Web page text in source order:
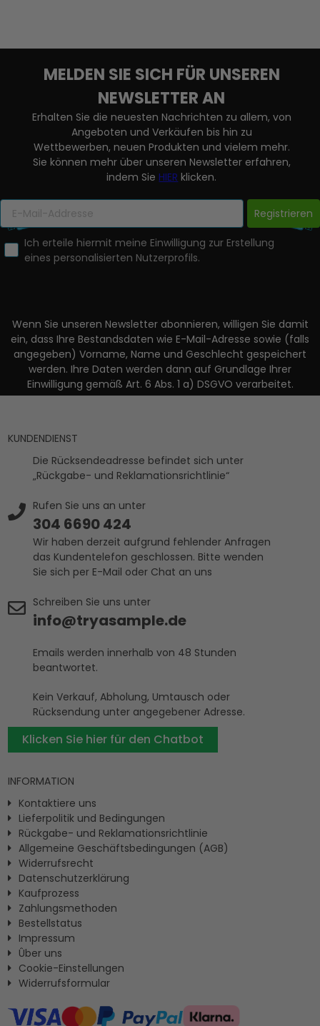
MELDEN SIE SICH FÜR UNSEREN
NEWSLETTER AN
Erhalten Sie die neuesten Nachrichten zu allem, von
Angeboten und Verkäufen bis hin zu
Wettbewerben, neuen Produkten und vielem mehr.
Sie können mehr über unseren Newsletter erfahren,
indem SieHIER klicken.
Registrieren
Ich erteile hiermit meine Einwilligung zur Erstellung
eines personalisierten Nutzerprofils.
Wenn Sie unseren Newsletter abonnieren, willigen Sie damit
ein, dass Ihre Bestandsdaten wie E-Mail-Adresse sowie (falls
angegeben) Vorname, Name und Geschlecht gespeichert
werden. Ihre Daten werden dann auf Grundlage Ihrer
Einwilligung gemäß Art. 6 Abs. 1 a) DSGVO verarbeitet.
KUNDENDIENST
Die Rücksendeadresse befindet sich unter
„Rückgabe- und Reklamationsrichtlinie“
Rufen Sie uns an unter
304 6690 424
Wir haben derzeit aufgrund fehlender Anfragen
das Kundentelefon geschlossen. Bitte wenden
Sie sich per E-Mail oder Chat an uns
Schreiben Sie uns unter
info@tryasample.de
Emails werden innerhalb von 48 Stunden
beantwortet.
Kein Verkauf, Abholung, Umtausch oder
Rücksendung unter angegebener Adresse.
Klicken Sie hier für den Chatbot
INFORMATION
Kontaktiere uns
Lieferpolitik und Bedingungen
Rückgabe- und Reklamationsrichtlinie
Allgemeine Geschäftsbedingungen (AGB)
Widerrufsrecht
Datenschutzerklärung
Kaufprozess
Zahlungsmethoden
Bestellstatus
Impressum
Ûber uns
Cookie-Einstellungen
Widerrufsformular